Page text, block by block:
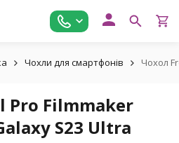
Чохли для смартфонів Чохол
Pro Filmmaker
S23 Ultra